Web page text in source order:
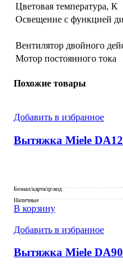
Цветовая температура, К
Освещение с функцией
Вентилятор двойного
Мотор постоянного тока
Похожие товары
Добавить в избранное
Вытяжка Miele
Безнал/карта/qr-код
Наличные
В корзину
Добавить в избранное
Вытяжка Miele